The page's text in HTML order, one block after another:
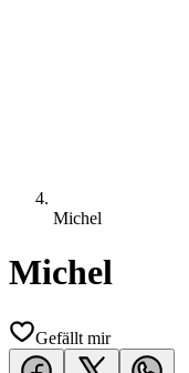
Michel
Michel
Gefällt mir